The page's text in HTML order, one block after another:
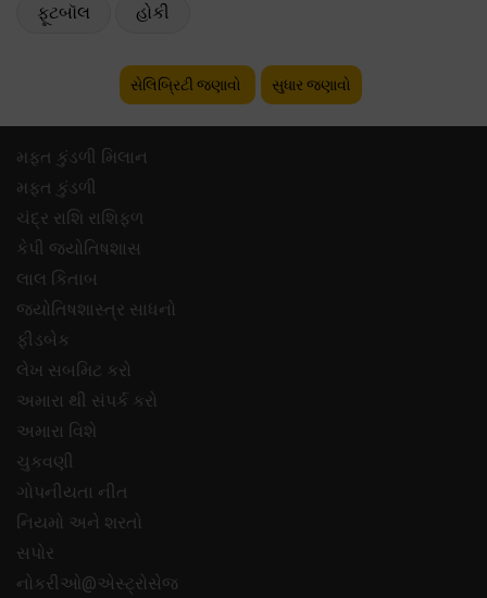
ફૂટબૉલ હોકી
સેલિબ્રિટી જણાવો સુધાર જણાવો
મફ્ત કુંડળી મિલાન
મફ્ત કુંડળી
ચંદ્ર રાશિ રાશિફળ
કેપી જ્યોતિષશાસ
લાલ કિતાબ
જ્યોતિષશાસ્ત્ર સાધનો
ફીડબેક
લેખ સબમિટ કરો
અમારા થી સંપર્ક કરો
અમારા વિશે
ચુકવણી
ગોપનીયતા નીત
નિયમો અને શરતો
સપોર
નોકરીઓ@એસ્ટ્રોસેજ